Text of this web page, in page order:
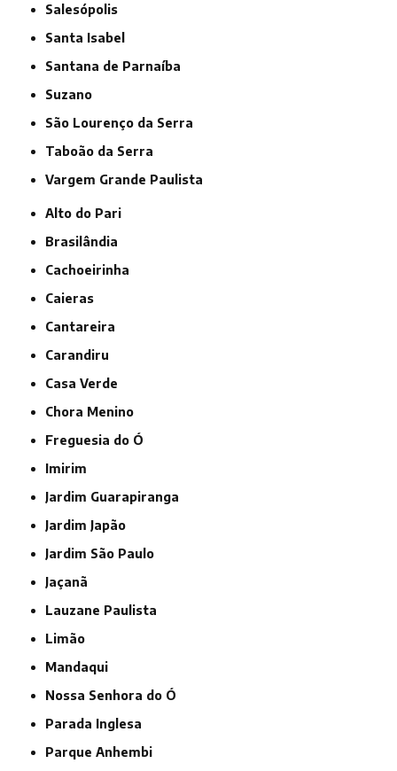
Salesópolis
Santa Isabel
Santana de Parnaíba
Suzano
São Lourenço da Serra
Taboão da Serra
Vargem Grande Paulista
Alto do Pari
Brasilândia
Cachoeirinha
Caieras
Cantareira
Carandiru
Casa Verde
Chora Menino
Freguesia do Ó
Imirim
Jardim Guarapiranga
Jardim Japão
Jardim São Paulo
Jaçanã
Lauzane Paulista
Limão
Mandaqui
Nossa Senhora do Ó
Parada Inglesa
Parque Anhembi